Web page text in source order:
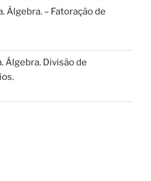
Álgebra. – Fatoração de
Álgebra. Divisão de